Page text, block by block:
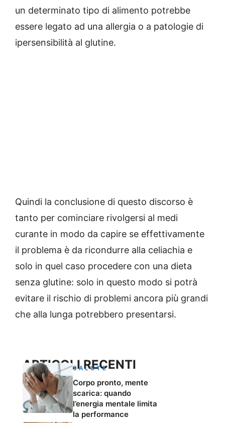
un determinato tipo di alimento potrebbe
essere legato ad una allergia o a patologie di
ipersensibilità al glutine.
Quindi la conclusione di questo discorso è
tanto per cominciare rivolgersi al medi
curante in modo da capire se effettivamente
il problema è da ricondurre alla celiachia e
solo in quel caso procedere con una dieta
senza glutine: solo in questo modo si potrà
evitare il rischio di problemi ancora più grandi
che alla lunga potrebbero presentarsi.
ARTICOLI RECENTI
SALUTE
Corpo pronto, mente
scarica: quando
l’energia mentale limita
la performance